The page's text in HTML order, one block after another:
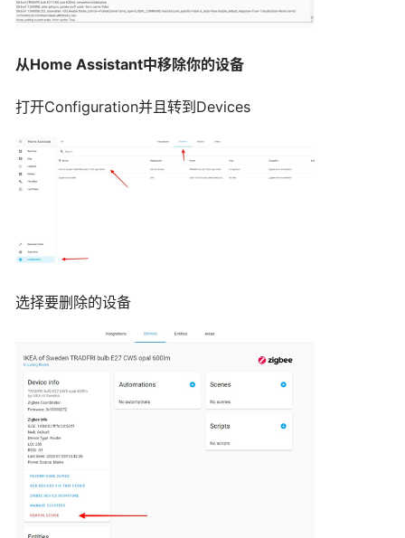
从Home Assistant中移除你的设备
打开Configuration并且转到Devices
选择要删除的设备